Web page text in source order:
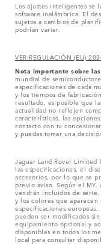
Los ajustes inteligentes se
software inalámbrica. El
sujetos a cambios de
podrían variar.
VER REGULACIÓN (EU)
Nota importante sobre
mundial de
especificaciones de cada
y los tiempos de
resultado, es posible que
actualidad no reflejen
características, las
contacto con tu
y puedas tomar una
Jaguar Land Rover Limited
las especificaciones, el
accesorios, por lo que se
previo aviso. Según el
vendrán incluidos de
y los colores que aparecen
especificaciones
pueden ser modificados
equipamiento opcional y
disponibles en todos los
local para consultar